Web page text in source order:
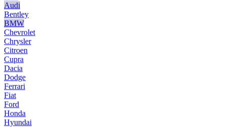
Audi
Bentley
BMW
Chevrolet
Chrysler
Citroen
Cupra
Dacia
Dodge
Ferrari
Fiat
Ford
Honda
Hyundai